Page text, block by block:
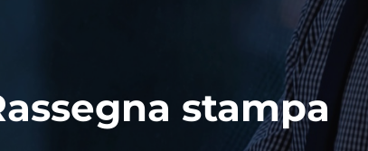
stampa